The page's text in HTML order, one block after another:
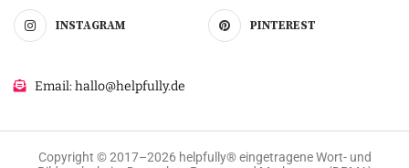
INSTAGRAM PINTEREST
Email: hallo@helpfully.de
Copyright © 2017–2026 helpfully® eingetragene Wort- und